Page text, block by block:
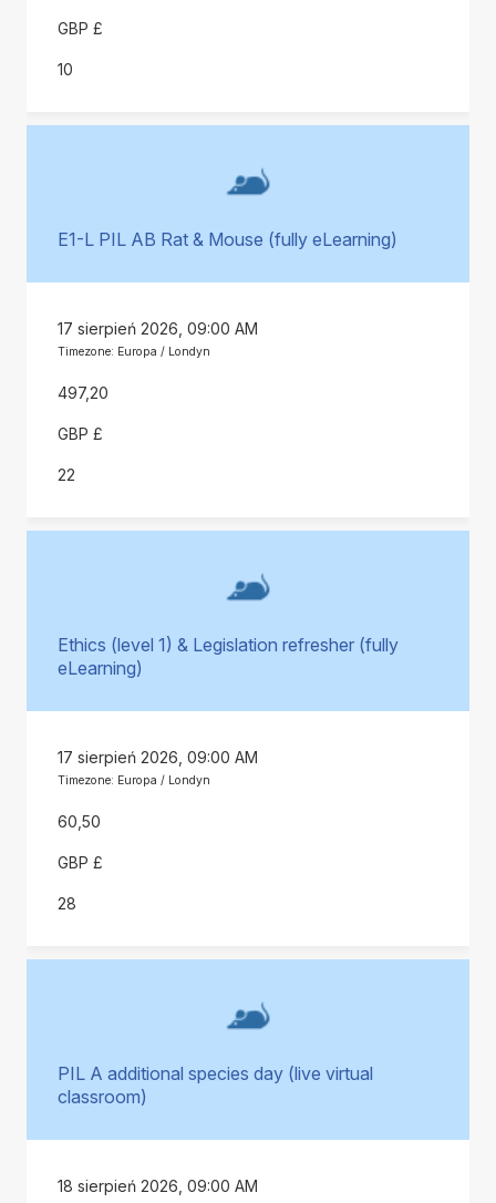
GBP £
10
E1-L PIL AB Rat & Mouse (fully eLearning)
17 sierpień 2026, 09:00 AM
Timezone: Europa / Londyn
497,20
GBP £
22
Ethics (level 1) & Legislation refresher (fully
eLearning)
17 sierpień 2026, 09:00 AM
Timezone: Europa / Londyn
60,50
GBP £
28
PIL A additional species day (live virtual
classroom)
18 sierpień 2026, 09:00 AM